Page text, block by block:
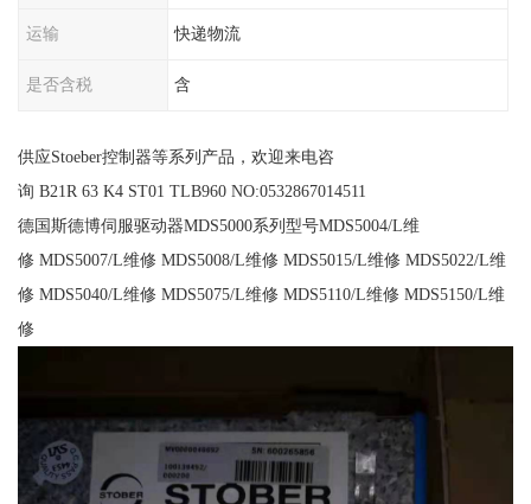
运输 快递物流
是否含税 含
供应Stoeber控制器等系列产品，欢迎来电咨
询 B21R 63 K4 ST01 TLB960 NO:0532867014511
德国斯德博伺服驱动器MDS5000系列型号MDS5004/L维
修 MDS5007/L维修 MDS5008/L维修 MDS5015/L维修 MDS5022/L维
修 MDS5040/L维修 MDS5075/L维修 MDS5110/L维修 MDS5150/L维
修